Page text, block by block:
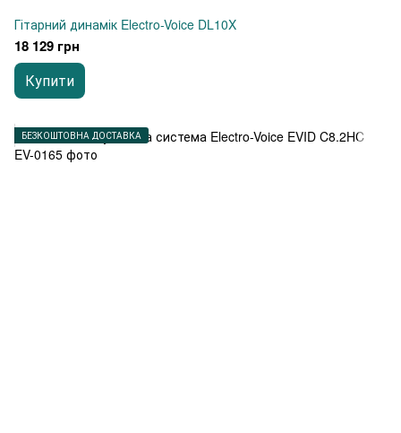
Гітарний динамік Electro-Voice DL10X
18 129 грн
Купити
БЕЗКОШТОВНА ДОСТАВКА